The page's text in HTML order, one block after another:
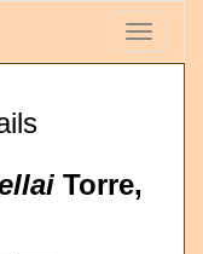
Toggle
Torre,